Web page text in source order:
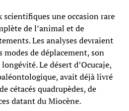
une occasion rare
de l’animal et de
Les analyses devraient
modes de déplacement, son
Le désert d’Ocucaje,
avait déjà livré
cétacés quadrupèdes, de
datant du Miocène.